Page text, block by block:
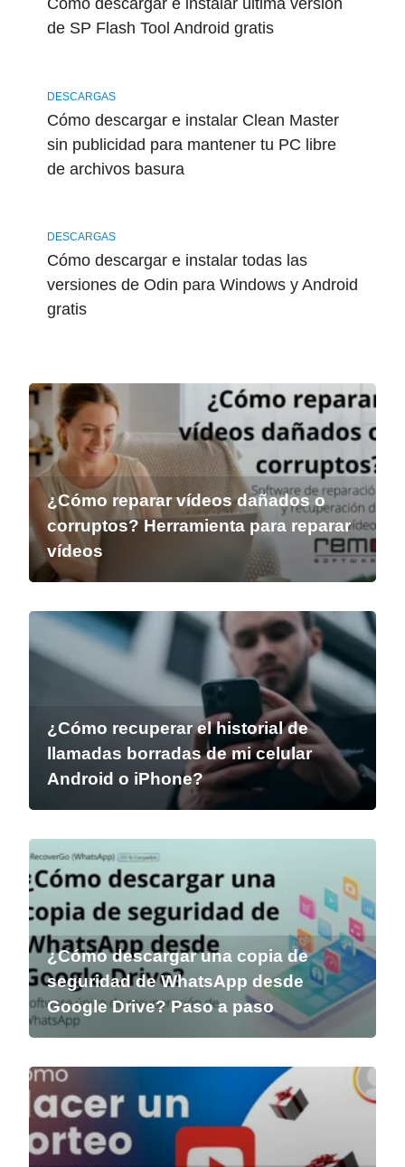
Cómo descargar e instalar última versión
de SP Flash Tool Android gratis
DESCARGAS
Cómo descargar e instalar Clean Master
sin publicidad para mantener tu PC libre
de archivos basura
DESCARGAS
Cómo descargar e instalar todas las
versiones de Odin para Windows y Android
gratis
¿Cómo reparar vídeos dañados o
corruptos? Herramienta para reparar
vídeos
¿Cómo recuperar el historial de
llamadas borradas de mi celular
Android o iPhone?
¿Cómo descargar una copia de
seguridad de WhatsApp desde
Google Drive? Paso a paso